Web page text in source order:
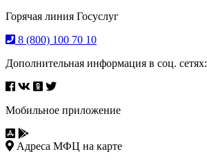
Горячая линия Госуслуг
8 (800) 100 70 10
Дополнительная информация в соц. сетях:
Мобильное приложение
Адреса МФЦ на карте